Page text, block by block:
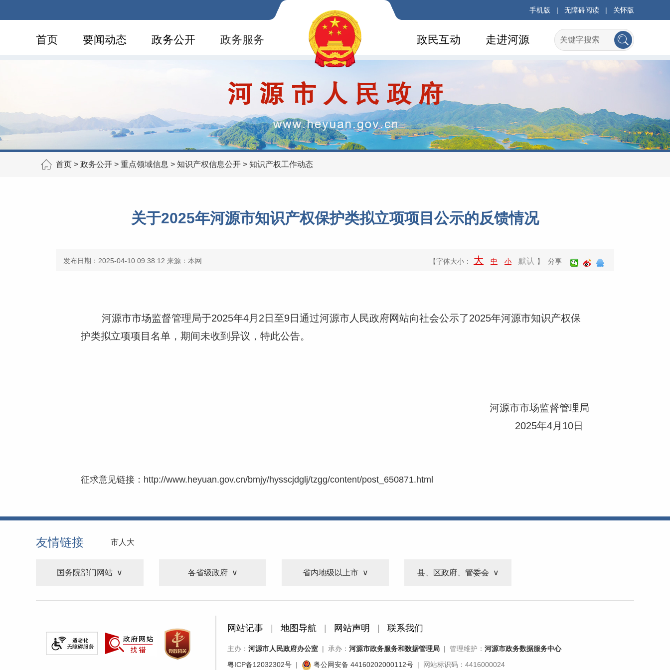
手机版 | 无障碍阅读 | 关怀版
首页 要闻动态 政务公开 政务服务 走进河源
政民互动
首页 > 政务公开 > 重点领域信息 > 知识产权信息公开 > 知识产权工作动态
关于2025年河源市知识产权保护类拟立项项目公示的反馈情况
发布日期：2025-04-10 09:38:12 来源：本网 【字体大小： 大 中 小 默认 】 分享
河源市市场监督管理局于2025年4月2日至9日通过河源市人民政府网站向社会公示了2025年河源市知识产权保
护类拟立项项目名单，期间未收到异议，特此公告。
河源市市场监督管理局
2025年4月10日
征求意见链接： http://www.heyuan.gov.cn/bmjy/hysscjdglj/tzgg/content/post_650871.html
友情链接 市人大
国务院部门网站 各省级政府 省内地级以上市 县、区政府、管委会
网站记事 地图导航 网站声明 联系我们
主办： 河源市人民政府办公室 | 承办： 河源市政务服务和数据管理局 | 管理维护： 河源市政务数据服务中心
粤ICP备12032302号 | 粤公网安备 44160202000112号 | 网站标识码：4416000024